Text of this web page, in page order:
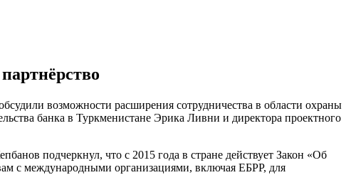
возможности расширения сотрудничества в области охраны
банка в Туркменистане Эрика Ливни и директора проектного
подчеркнул, что с 2015 года в стране действует Закон «Об
с международными организациями, включая ЕБРР, для